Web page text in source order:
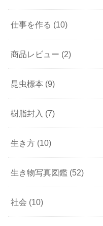
仕事を作る (10)
商品レビュー (2)
昆虫標本 (9)
樹脂封入 (7)
生き方 (10)
生き物写真図鑑 (52)
社会 (10)